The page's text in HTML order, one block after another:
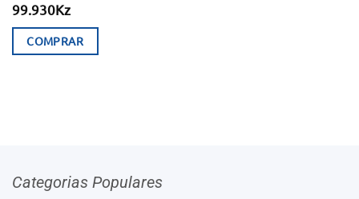
99.930Kz
COMPRAR
Categorias Populares